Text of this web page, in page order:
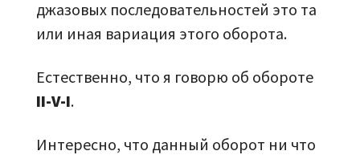
джазовых последовательностей это та
или иная вариация этого оборота.
Естественно, что я говорю об обороте
II-V-I.
Интересно, что данный оборот ни что